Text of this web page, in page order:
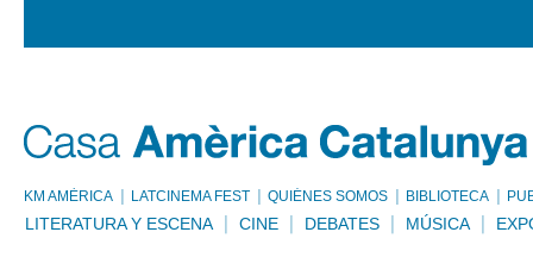
KM AMÈRICA LATCINEMA FEST QUIÉNES SOMOS BIBLIOTECA
LITERATURA Y ESCENA CINE DEBATES MÚSICA